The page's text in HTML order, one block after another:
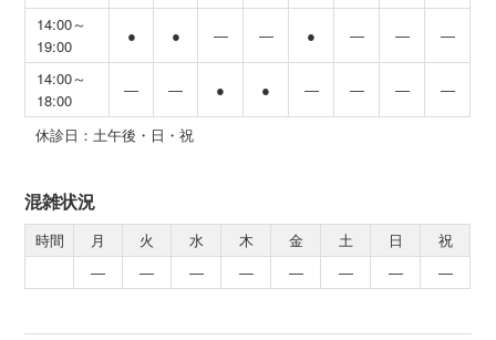
14:00～
19:00
● ● ― ― ● ― ― ―
14:00～
18:00
― ― ● ● ― ― ― ―
休診日：土午後・日・祝
混雑状況
時間 月 火 水 木 金 土 日
祝
―
― ― ― ― ― ― ―